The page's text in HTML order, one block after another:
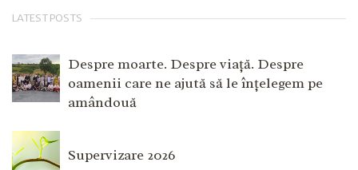
LATEST POSTS
Despre moarte. Despre viață. Despre
oamenii care ne ajută să le înțelegem pe
amândouă
Supervizare 2026